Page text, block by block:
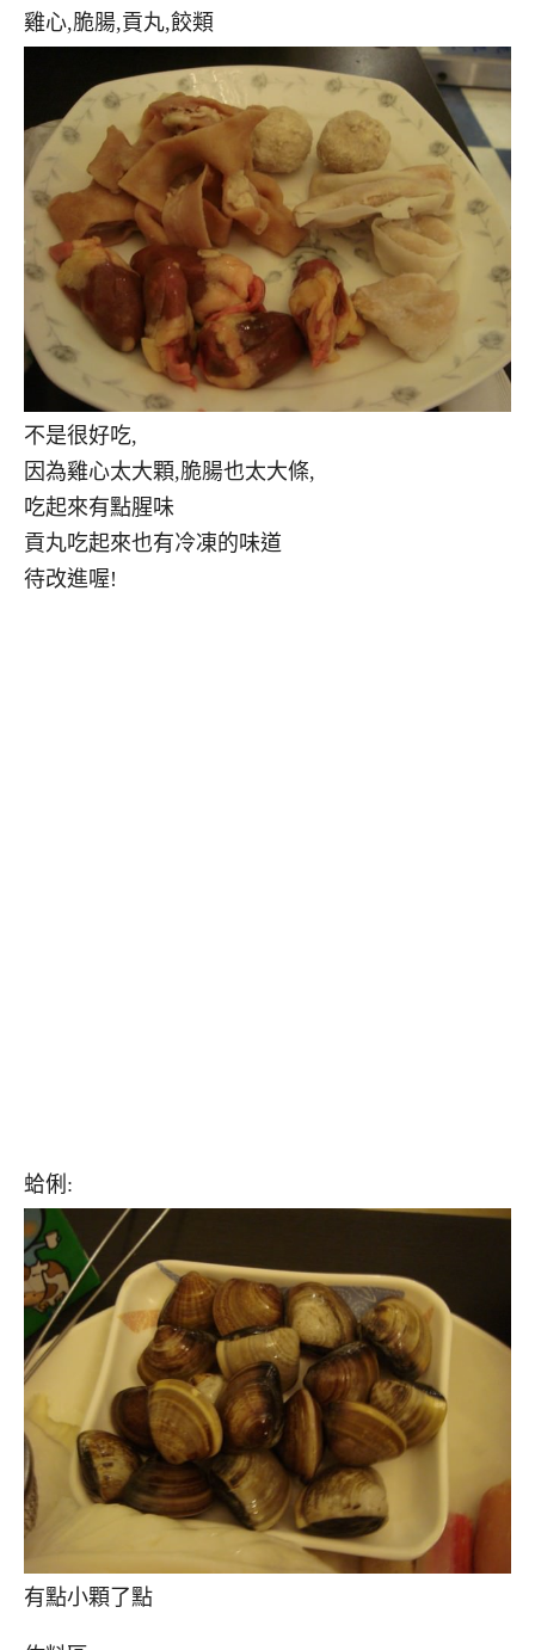
雞心,脆腸,貢丸,餃類
不是很好吃,
因為雞心太大顆,脆腸也太大條,
吃起來有點腥味
貢丸吃起來也有冷凍的味道
待改進喔!
蛤俐:
有點小顆了點